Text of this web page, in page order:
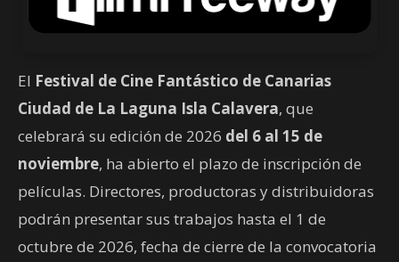
El Festival de Cine Fantástico de Canarias
Ciudad de La Laguna Isla Calavera, que
celebrará su edición de 2026 del 6 al 15 de
noviembre, ha abierto el plazo de inscripción de
películas. Directores, productoras y distribuidoras
podrán presentar sus trabajos hasta el 1 de
octubre de 2026, fecha de cierre de la convocatoria